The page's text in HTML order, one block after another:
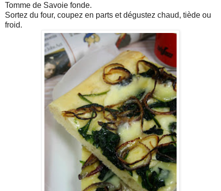
Tomme de Savoie fonde.
Sortez du four, coupez en parts et dégustez chaud, tiède ou
froid.